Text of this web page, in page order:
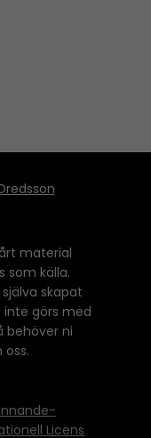
material
som källa.
skapat
inte görs med
behöver ni
Licens